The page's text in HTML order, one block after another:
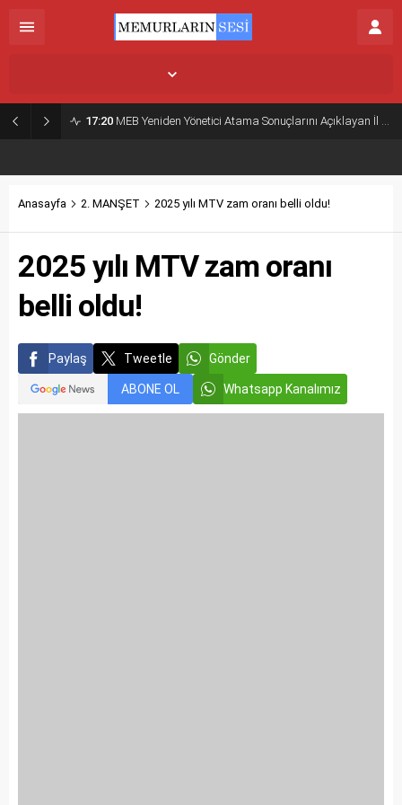
17:20 MEB Yeniden Yönetici Atama Sonuçlarını Açıklayan İl MEM’ler Listesi
Anasayfa 2. MANŞET 2025 yılı MTV zam oranı belli oldu!
2025 yılı MTV zam oranı
belli oldu!
Paylaş Tweetle Gönder
ABONE OL Whatsapp Kanalımız